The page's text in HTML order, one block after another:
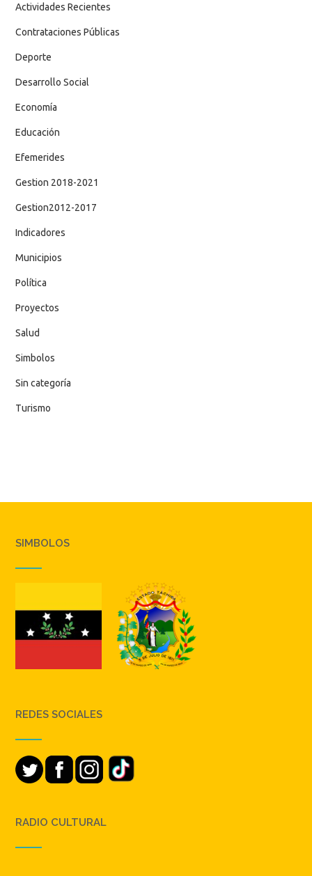
Actividades Recientes
Contrataciones Públicas
Deporte
Desarrollo Social
Economía
Educación
Efemerides
Gestion 2018-2021
Gestion2012-2017
Indicadores
Municipios
Política
Proyectos
Salud
Simbolos
Sin categoría
Turismo
SIMBOLOS
REDES SOCIALES
RADIO CULTURAL